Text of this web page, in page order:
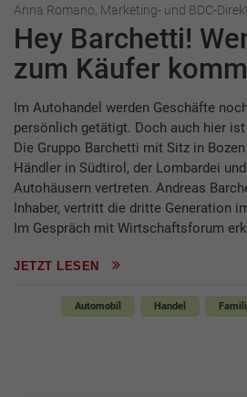
Anna Romano, Marketing- und BDC-
Hey Barchetti!
zum Käufer
Im Autohandel werden Geschäfte
persönlich getätigt. Doch auch hier
Die Gruppo Barchetti mit Sitz in
Händler in Südtirol, der Lombardei
Autohäusern vertreten. Andreas
Inhaber, vertritt die dritte Generation
Im Gespräch mit Wirtschaftsforum
JETZT LESEN
Automobil Handel